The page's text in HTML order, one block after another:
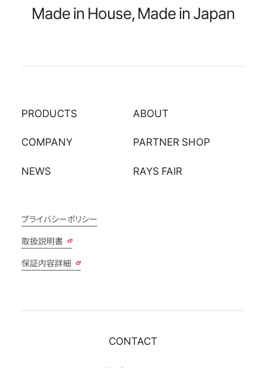
Made in House, Made in Japan
PRODUCTS ABOUT
COMPANY PARTNER SHOP
NEWS RAYS FAIR
プライバシーポリシー
取扱説明書
保証内容詳細
CONTACT